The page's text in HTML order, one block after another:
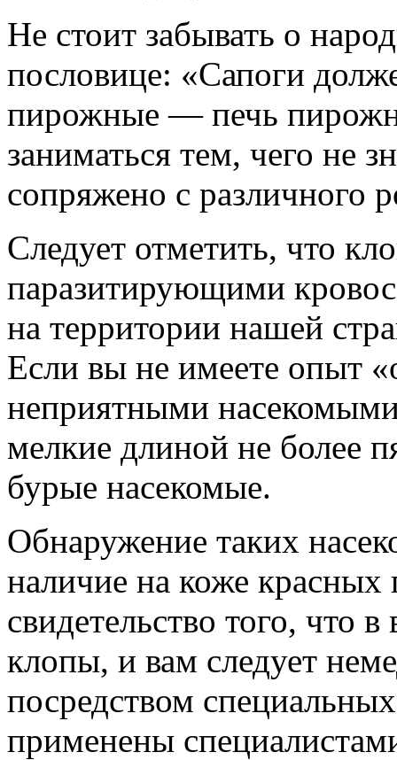
Не стоит забывать о
пословице: «Сапоги
пирожные — печь
заниматься тем, чего не
сопряжено с различного
Следует отметить, что
паразитирующими
на территории нашей
Если вы не имеете опыт
неприятными
мелкие длиной не более
бурые насекомые.
Обнаружение таких
наличие на коже красных
свидетельство того, что
клопы, и вам следует
посредством
применены